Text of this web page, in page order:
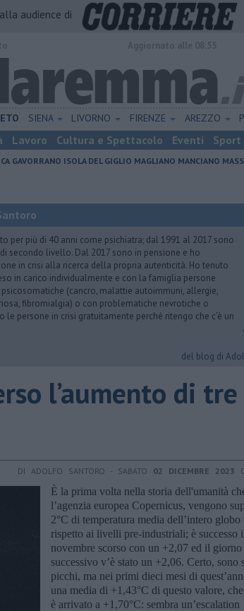
audience di
SIENA LIVORNO FIRENZE AREZZO
Lavoro Cultura e Spettacolo Eventi Sport
GAVORRANO ISOLA DEL GIGLIO MAGLIANO MANCIANO
per più di 40 anni come psichiatra; dal 1991 al 2017 sono
secondo livello. Dal 2017 sono in pensione e ho
in crisi alla ricerca della propria autenticità. Ho tenuto
in carico individualmente e con la famiglia persone
(cancro, malattie autoimmuni, allergie,
fibromialgia) o con problematiche nevrotiche o
le persone in crisi gratuitamente perché ritengo che c’è un
del blog di
l’aumento di tre
DI ADOLFO SANTORO - SABATO 02 DICEMBRE 2023
È la prima volta nella storia dell'umanità
l’agenzia europea Copernicus, vengono
2°C di temperatura media dell’intero globo
rispetto ai livelli pre-industriali; è successo
novembre scorso con un +2,07 ed il giorno
successivo v’è stato un +2,06. Certo, sono
picchi, ma nei primi dieci mesi di
una media di +1,43°C di questo valore,
è arrivato a +1,70°C: sembra un’escalation